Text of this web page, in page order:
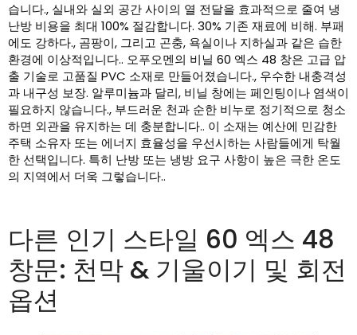
습니다., 실내와 실외 공간 사이의 열 전달을 효과적으로 줄여 냉
난방 비용을 최대 100% 절감합니다. 30% 기존 재료에 비해. 부패
에도 강하다., 곰팡이, 그리고 곤충, 욕실이나 지하실과 같은 습한
환경에 이상적입니다.. 오푸오멘의 비닐 60 엑스 48 창은 고급 압
출 기술로 고품질 PVC 소재로 만들어졌습니다., 우수한 내충격성
과 내구성 보장. 알루미늄과 달리, 비닐 창에는 페인팅이나 염색이
필요하지 않습니다., 부드러운 천과 순한 비누로 정기적으로 청소
하면 외관을 유지하는 데 충분합니다.. 이 소재는 예산에 민감한
주택 소유자 또는 에너지 효율성을 우선시하는 사람들에게 탁월
한 선택입니다. 특히 난방 또는 냉방 요구 사항이 높은 극한 온도
의 지역에서 더욱 그렇습니다..
다른 인기 스타일 60 엑스 48
창문: 천막 & 기울이기 및 회전
옵션